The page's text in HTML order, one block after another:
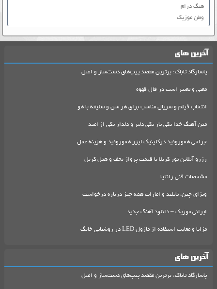
هنگ درام
وطن موزیک
آخرین های
پاسارگاد تاباک: برترین مقصد پیپ‌های دست‌ساز و اصل
معنی و تعبیر اسب در فال قهوه
انتخاب فیلم و سریال مناسب برای هر سن و سلیقه با هو
متن آهنگ خدا یکی یار یکی دلبر و دلدار یکی از امید
جراحی هموروئید درکلینیک لیزر هموروئید و هزینه عمل
رزرو آنلاین تور کربلا با قیمت پرواز نجف و هتل کربل
مشخصات فنی زانتیا
ویزای چین، تایلند و امارات همه چیز درباره درخواست
ایرانی موزیک – دانلود آهنگ جدید
مزایا و معایب استفاده از ماژول LED در روشنایی خانگ
آخرین های
پاسارگاد تاباک: برترین مقصد پیپ‌های دست‌ساز و اصل